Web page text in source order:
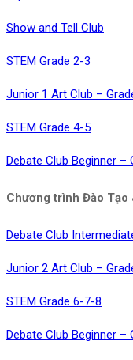
Show and Tell Club
STEM Grade 2-3
Junior 1 Art Club –
STEM Grade 4-5
Debate Club Beginner –
Chương trình Đào Tạo
Debate Club
Junior 2 Art Club –
STEM Grade 6-7-8
Debate Club Beginner –